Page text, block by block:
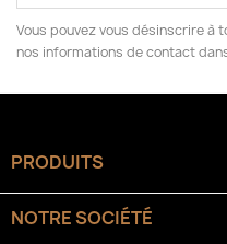
Vous pouvez vous désinscrire à
nos informations de contact
PRODUITS
NOTRE SOCIÉTÉ